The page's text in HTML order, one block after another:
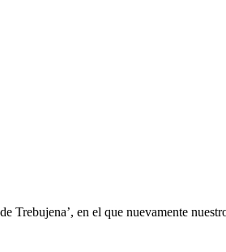
Trebujena’, en el que nuevamente